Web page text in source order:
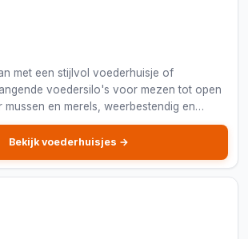
met een stijlvol voederhuisje of
voedersilo's voor mezen tot open
en merels, weerbestendig en
Bekijk voederhuisjes →